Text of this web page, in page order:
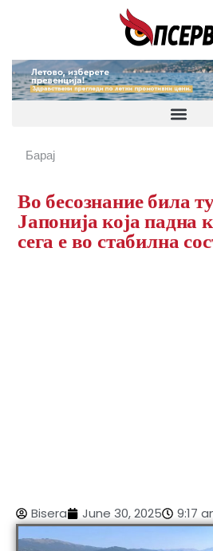
Во бесознание била
Јапонија која падна
сега е во стабилна
Bisera June 30, 2025 9:17